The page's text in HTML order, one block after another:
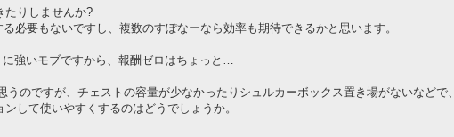
たりしませんか?
必要もないですし、複数のすぽなーなら効率も期待できるかと思います。
強いモブですから、報酬ゼロはちょっと…
のですが、チェストの容量が少なかったりシュルカーボックス置き場がないなどで、
して使いやすくするのはどうでしょうか。